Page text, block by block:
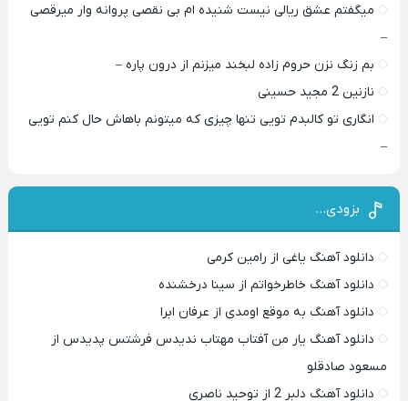
میگفتم عشق ریالی نیست شنیده ام بی نقصی پروانه وار میرقصی
–
بم زنگ نزن حروم زاده لبخند میزنم از درون پاره –
نازنین 2 مجید حسینی
انگاری تو کالبدم تویی تنها چیزی که میتونم باهاش حال کنم تویی
–
بزودی…
دانلود آهنگ یاغی از رامین کرمی
دانلود آهنگ خاطرخواتم از سینا درخشنده
دانلود آهنگ به موقع اومدی از عرفان ابرا
دانلود آهنگ یار من آفتاب مهتاب ندیدس فرشتس پدیدس از
مسعود صادقلو
دانلود آهنگ دلبر 2 از توحید ناصری